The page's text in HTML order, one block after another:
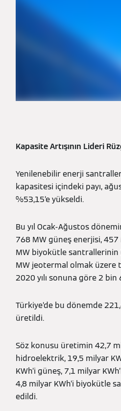
Kapasite Artışının Lideri
Yenilenebilir enerji
kapasitesi içindeki payı,
%53,15’e yükseldi.
Bu yıl Ocak-Ağustos
768 MW güneş enerjisi,
MW biyokütle santrallerinin
MW jeotermal olmak üzere
2020 yılı sonuna göre 2 bin
Türkiye’de bu dönemde
üretildi.
Söz konusu üretimin 42,7
hidroelektrik, 19,5 milyar
KWh’i güneş, 7,1 milyar
4,8 milyar KWh’i biyokütle
edildi.